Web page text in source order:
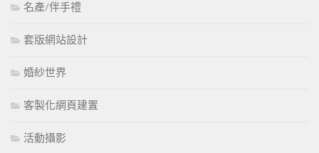
名產/伴手禮
套版網站設計
婚紗世界
客製化網頁建置
活動攝影